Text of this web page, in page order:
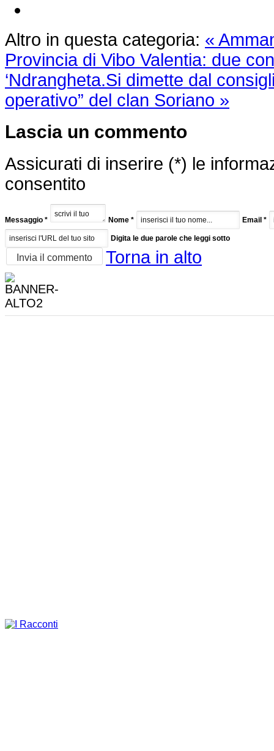
Altro in questa categoria: «
Provincia di Vibo Valentia: due
‘Ndrangheta.Si dimette dal
operativo” del clan Soriano »
Lascia un commento
Assicurati di inserire (*) le
consentito
Messaggio * Nome * Email *
Digita le due parole che leggi sotto
Torna in alto